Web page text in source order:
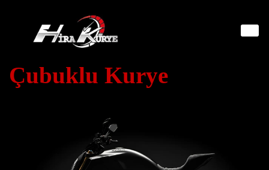
Çubuklu Kurye